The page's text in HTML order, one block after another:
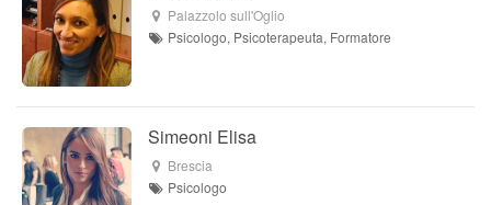
Palazzolo sull'Oglio
Psicologo, Psicoterapeuta, Formatore
Simeoni Elisa
Brescia
Psicologo